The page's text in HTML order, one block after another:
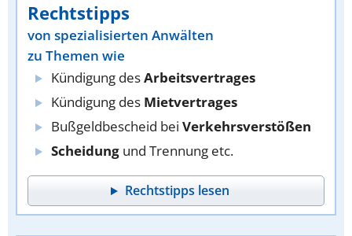
Rechtstipps
von spezialisierten Anwälten
zu Themen wie
Kündigung desArbeitsvertrages
Kündigung des Mietvertrages
Bußgeldbescheid bei Verkehrsverstößen
Scheidung und Trennung etc.
Rechtstipps lesen